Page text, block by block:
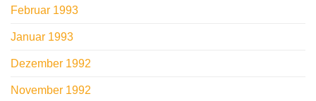
Februar 1993
Januar 1993
Dezember 1992
November 1992